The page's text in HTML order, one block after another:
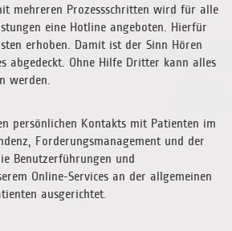
mehreren Prozessschritten wird für alle
eine Hotline angeboten. Hierfür
erhoben. Damit ist der Sinn Hören
abgedeckt. Ohne Hilfe Dritter kann alles
werden.
persönlichen Kontakts mit Patienten im
Forderungsmanagement und der
Benutzerführungen und
Online-Services an der allgemeinen
ausgerichtet.